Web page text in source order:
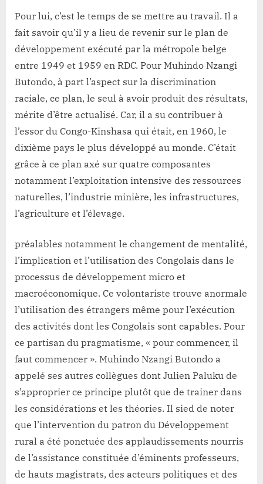
Pour lui, c’est le temps de se mettre au travail. Il a
fait savoir qu’il y a lieu de revenir sur le plan de
développement exécuté par la métropole belge
entre 1949 et 1959 en RDC. Pour Muhindo Nzangi
Butondo, à part l’aspect sur la discrimination
raciale, ce plan, le seul à avoir produit des résultats,
mérite d’être actualisé. Car, il a su contribuer à
l’essor du Congo-Kinshasa qui était, en 1960, le
dixième pays le plus développé au monde. C’était
grâce à ce plan axé sur quatre composantes
notamment l’exploitation intensive des ressources
naturelles, l’industrie minière, les infrastructures,
l’agriculture et l’élevage.
préalables notamment le changement de mentalité,
l’implication et l’utilisation des Congolais dans le
processus de développement micro et
macroéconomique. Ce volontariste trouve anormale
l’utilisation des étrangers même pour l’exécution
des activités dont les Congolais sont capables. Pour
ce partisan du pragmatisme, « pour commencer, il
faut commencer ». Muhindo Nzangi Butondo a
appelé ses autres collègues dont Julien Paluku de
s’approprier ce principe plutôt que de trainer dans
les considérations et les théories. Il sied de noter
que l’intervention du patron du Développement
rural a été ponctuée des applaudissements nourris
de l’assistance constituée d’éminents professeurs,
de hauts magistrats, des acteurs politiques et des